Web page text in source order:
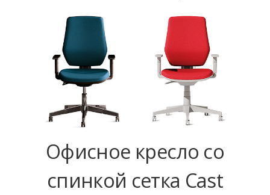
Офисное кресло со
спинкой сетка Cast